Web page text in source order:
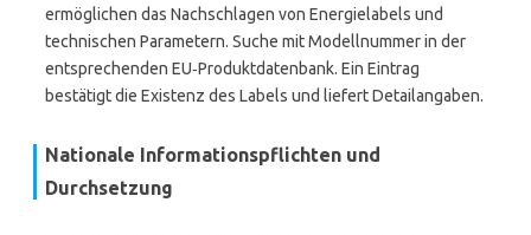
ermöglichen das Nachschlagen von Energielabels und
technischen Parametern. Suche mit Modellnummer in der
entsprechenden EU‑Produktdatenbank. Ein Eintrag
bestätigt die Existenz des Labels und liefert Detailangaben.
Nationale Informationspflichten und
Durchsetzung